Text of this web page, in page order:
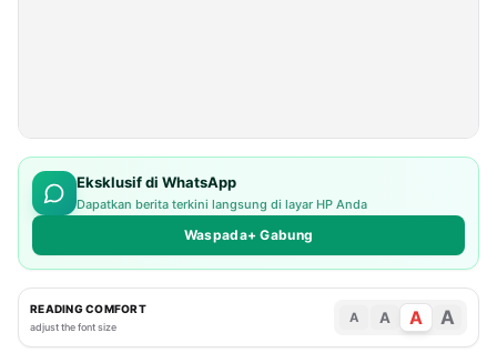
Eksklusif di WhatsApp
Dapatkan berita terkini langsung di layar HP Anda
Waspada+ Gabung
READING COMFORT
adjust the font size
A A A A